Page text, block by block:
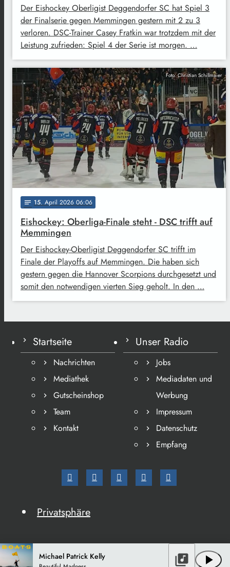
Der Eishockey Oberligist Deggendorfer SC hat Spiel 3
der Finalserie gegen Memmingen gestern mit 2 zu 3
verloren. DSC-Trainer Casey Fratkin war trotzdem mit der
Leistung zufrieden: Spiel 4 der Serie ist morgen. …
Foto: Christian Schillmaier
notes 15. April 2026 06:06
Eishockey: Oberliga-Finale steht - DSC trifft auf
Memmingen
Der Eishockey-Oberligist Deggendorfer SC trifft im
Finale der Playoffs auf Memmingen. Die haben sich
gestern gegen die Hannover Scorpions durchgesetzt und
somit den notwendigen vierten Sieg geholt. In den …
Startseite
Nachrichten
Mediathek
Gutscheinshop
Team
Kontakt
Unser Radio
Jobs
Mediadaten und
Werbung
Impressum
Datenschutz
Empfang
Privatsphäre
Michael Patrick Kelly play_arrow
library_music